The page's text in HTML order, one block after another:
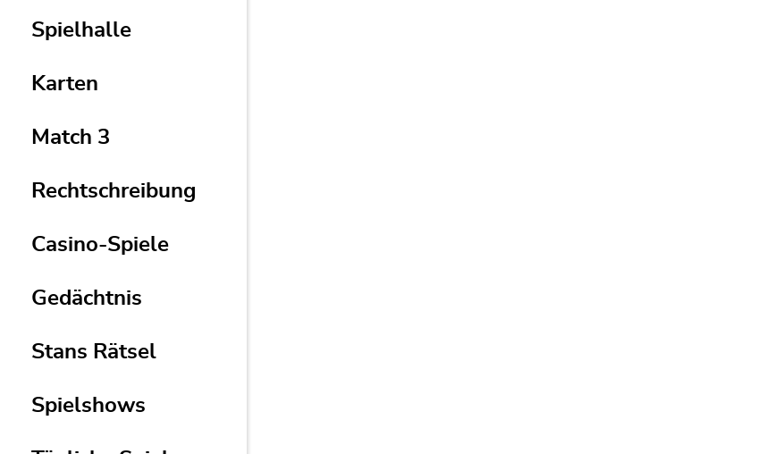
Spielhalle
Karten
Match 3
Rechtschreibung
Casino-Spiele
Gedächtnis
Stans Rätsel
Spielshows